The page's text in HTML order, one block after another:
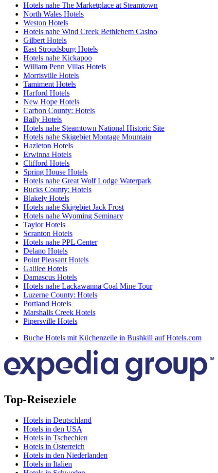
Hotels nahe The Marketplace at Steamtown
North Wales Hotels
Weston Hotels
Hotels nahe Wind Creek Bethlehem Casino
Gilbert Hotels
East Stroudsburg Hotels
Hotels nahe Kickapoo
William Penn Villas Hotels
Morrisville Hotels
Tamiment Hotels
Harford Hotels
New Hope Hotels
Carbon County: Hotels
Bally Hotels
Hotels nahe Steamtown National Historic Site
Hotels nahe Skigebiet Montage Mountain
Hazleton Hotels
Erwinna Hotels
Clifford Hotels
Spring House Hotels
Hotels nahe Great Wolf Lodge Waterpark
Bucks County: Hotels
Blakely Hotels
Hotels nahe Skigebiet Jack Frost
Hotels nahe Wyoming Seminary
Taylor Hotels
Scranton Hotels
Hotels nahe PPL Center
Delano Hotels
Point Pleasant Hotels
Galilee Hotels
Damascus Hotels
Hotels nahe Lackawanna Coal Mine Tour
Luzerne County: Hotels
Portland Hotels
Marshalls Creek Hotels
Pipersville Hotels
Buche Hotels mit Küchenzeile in Bushkill auf Hotels.com
Top-Reiseziele
Hotels in Deutschland
Hotels in den USA
Hotels in Tschechien
Hotels in Österreich
Hotels in den Niederlanden
Hotels in Italien